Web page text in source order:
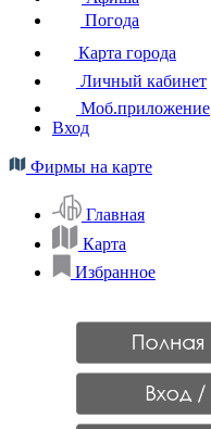
Погода
Карта города
Личный кабинет
Моб.приложение
Вход
Фирмы на карте
Главная
Карта
Избранное